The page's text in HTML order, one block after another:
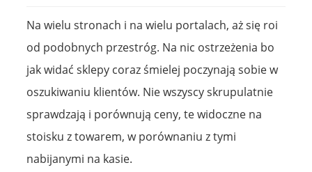
Na wielu stronach i na wielu portalach, aż się roi
od podobnych przestróg. Na nic ostrzeżenia bo
jak widać sklepy coraz śmielej poczynają sobie w
oszukiwaniu klientów. Nie wszyscy skrupulatnie
sprawdzają i porównują ceny, te widoczne na
stoisku z towarem, w porównaniu z tymi
nabijanymi na kasie.